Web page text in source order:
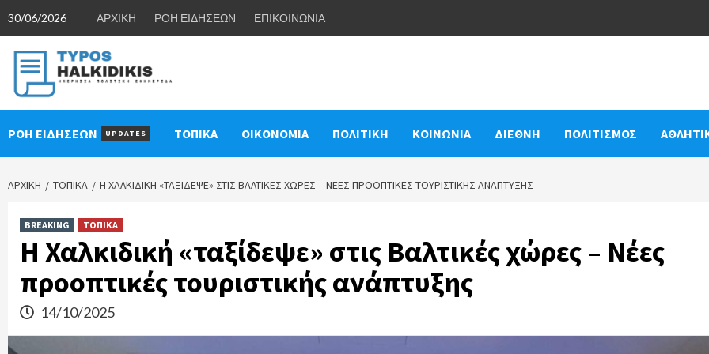
content
30/06/2026 ΑΡΧΙΚΗ ΡΟΗ ΕΙΔΗΣΕΩΝ ΕΠΙΚΟΙΝΩΝΙΑ
ΡΟΗ ΕΙΔΗΣΕΩΝ UPDATES ΤΟΠΙΚΑ ΟΙΚΟΝΟΜΙΑ ΠΟΛΙΤΙΚΗ ΚΟΙΝΩΝΙΑ ΔΙΕΘΝΗ ΠΟΛΙΤΙΣΜΟΣ
ΑΡΧΙΚΉ ΤΟΠΙΚΑ Η ΧΑΛΚΙΔΙΚΉ «ΤΑΞΊΔΕΨΕ» ΣΤΙΣ ΒΑΛΤΙΚΈΣ ΧΏΡΕΣ – ΝΈΕΣ ΠΡΟΟΠΤΙΚΈΣ ΤΟΥΡΙΣΤΙΚΉΣ ΑΝΆΠΤΥΞΗΣ
BREAKING ΤΟΠΙΚΑ
Η Χαλκιδική «ταξίδεψε» στις Βαλτικές χώρες – Νέες
προοπτικές τουριστικής ανάπτυξης
14/10/2025